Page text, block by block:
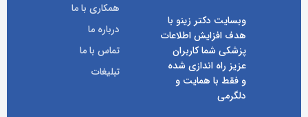
وبسایت دکتر زینو با
هدف افزایش اطلاعات
پزشکی شما کاربران
عزیز راه اندازی شده
و فقط با همایت و
دلگرمی
همکاری با ما
درباره ما
تماس با ما
تبلیغات